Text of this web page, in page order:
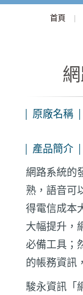
首頁
原廠名稱
產品簡介
網路系統的
熟，語音可
得電信成本
大幅提升，
必備工具；
的帳務資訊
駿永資訊「